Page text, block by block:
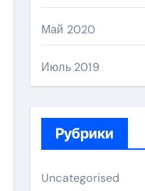
Май 2020
Июль 2019
Рубрики
Uncategorised